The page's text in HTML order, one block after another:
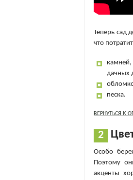
Теперь сад
что
дачных
песка.
ВЕРНУТЬСЯ К
Особо
Поэтому
акценты